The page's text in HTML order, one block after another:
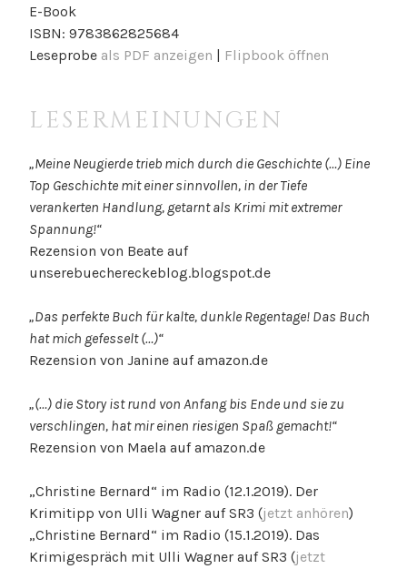
E-Book
ISBN: 9783862825684
Leseprobe als PDF anzeigen | Flipbook öffnen
LESERMEINUNGEN
„Meine Neugierde trieb mich durch die Geschichte (…) Eine
Top Geschichte mit einer sinnvollen, in der Tiefe
verankerten Handlung, getarnt als Krimi mit extremer
Spannung!“
Rezension von Beate auf
unserebuechereckeblog.blogspot.de
„Das perfekte Buch für kalte, dunkle Regentage! Das Buch
hat mich gefesselt (…)“
Rezension von Janine auf amazon.de
„(…) die Story ist rund von Anfang bis Ende und sie zu
verschlingen, hat mir einen riesigen Spaß gemacht!“
Rezension von Maela auf amazon.de
„Christine Bernard“ im Radio (12.1.2019). Der
Krimitipp von Ulli Wagner auf SR3 (jetzt anhören)
„Christine Bernard“ im Radio (15.1.2019). Das
Krimigespräch mit Ulli Wagner auf SR3 (jetzt